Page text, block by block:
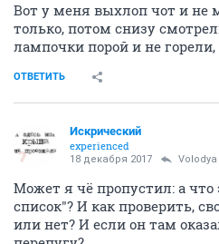
Вот у меня выхлоп чот и не
только, потом снизу
лампочки порой и не горели,
ОТВЕТИТЬ
Искрический
experienced
18 декабря 2017 Volodya
Может я чё пропустил: а что
список"? И как проверить,
или нет? И если он там